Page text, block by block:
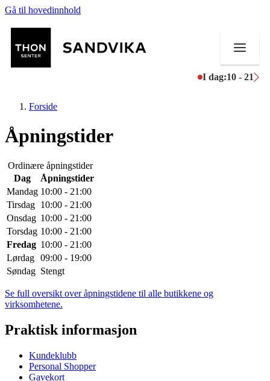
Gå til hovedinnhold
I dag:10 - 21
Butikker
Mat og drikke
Helse
Aktiviteter
Tilbud
Inspirasjon
Søk
Forside
Åpningstider
Ordinære åpningstider
Dag
Åpningstider
Mandag 10:00 - 21:00
Tirsdag 10:00 - 21:00
Onsdag 10:00 - 21:00
Torsdag 10:00 - 21:00
Fredag 10:00 - 21:00
Lørdag 09:00 - 19:00
Søndag Stengt
Se full oversikt over åpningstidene til alle butikkene og
virksomhetene.
Praktisk informasjon
Kundeklubb
Personal Shopper
Gavekort